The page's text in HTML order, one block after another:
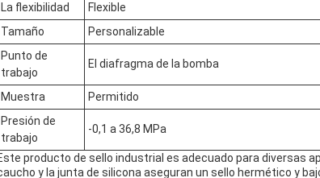
La flexibilidad
Flexible
Tamaño
Personalizable
Punto de
trabajo
El diafragma de la bomba
Muestra
Permitido
Presión de
trabajo
-0,1 a 36,8 MPa
producto de sello industrial es adecuado para diversas
y la junta de silicona aseguran un sello hermético y